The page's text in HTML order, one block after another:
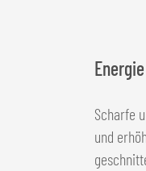
Scharfe
und